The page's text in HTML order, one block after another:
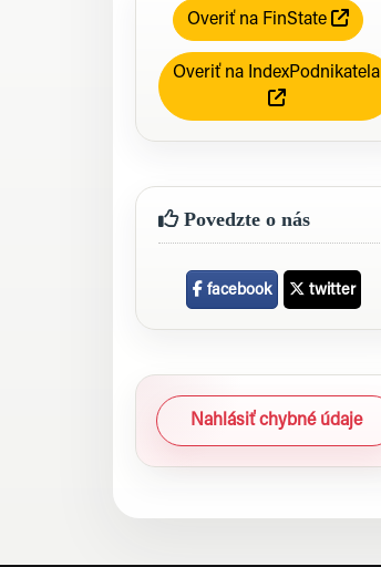
Overiť na FinState
Overiť na IndexPodnikatela
Povedzte o nás
facebook twitter
Nahlásiť chybné údaje